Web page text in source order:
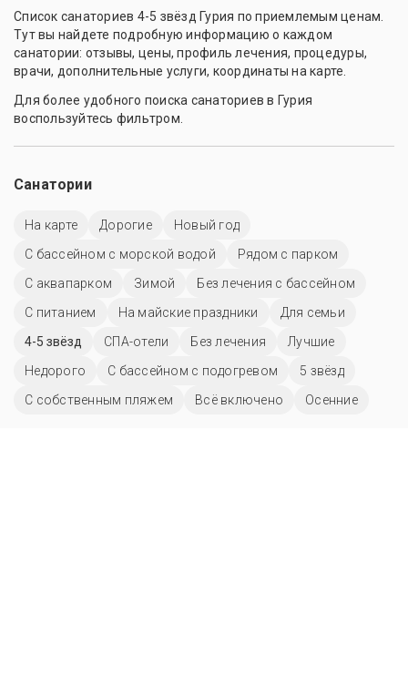
Список санаториев 4-5 звёзд Гурия по приемлемым ценам.
Тут вы найдете подробную информацию о каждом
санатории: отзывы, цены, профиль лечения, процедуры,
врачи, дополнительные услуги, координаты на карте.
Для более удобного поиска санаториев в Гурия
воспользуйтесь фильтром.
Санатории
На карте Дорогие
Новый год
С бассейном с морской водой
Рядом с парком
С аквапарком
Зимой
Без лечения с бассейном
С питанием
На майские праздники
Для семьи
4-5 звёзд
СПА-отели Без лечения
Лучшие
Недорого
С бассейном с подогревом
5 звёзд
С собственным пляжем
Всё включено Осенние